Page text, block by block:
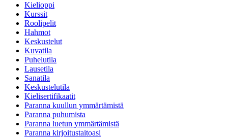
Kielioppi
Kurssit
Roolipelit
Hahmot
Keskustelut
Kuvatila
Puhelutila
Lausetila
Sanatila
Keskustelutila
Kielisertifikaatit
Paranna kuullun ymmärtämistä
Paranna puhumista
Paranna luetun ymmärtämistä
Paranna kirjoitustaitoasi